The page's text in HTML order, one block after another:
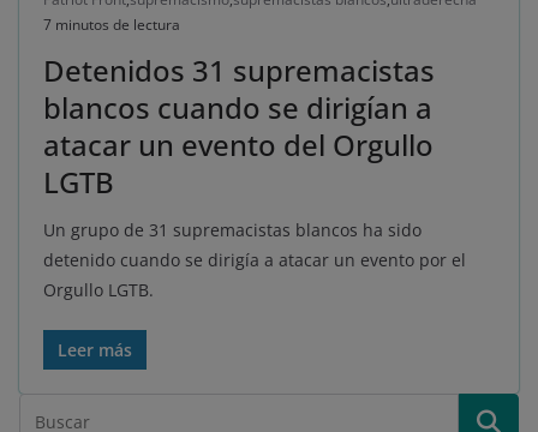
7 minutos de lectura
Detenidos 31 supremacistas
blancos cuando se dirigían a
atacar un evento del Orgullo
LGTB
Un grupo de 31 supremacistas blancos ha sido
detenido cuando se dirigía a atacar un evento por el
Orgullo LGTB.
Leer más